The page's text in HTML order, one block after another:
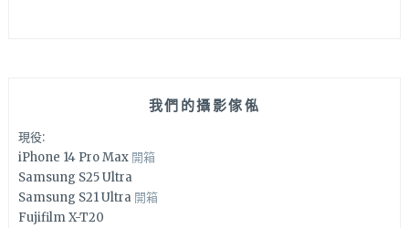
我們的攝影傢俬
現役:
iPhone 14 Pro Max 開箱
Samsung S25 Ultra
Samsung S21 Ultra 開箱
Fujifilm X-T20